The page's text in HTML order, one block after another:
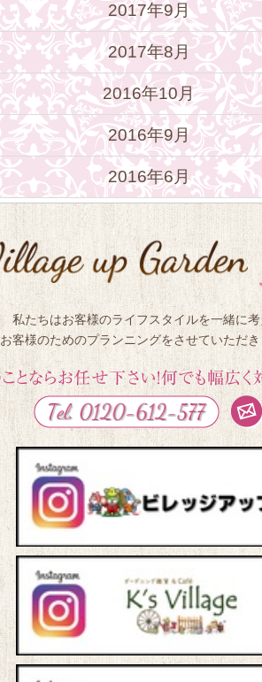
2017年9月
2017年8月
2016年10月
2016年9月
2016年6月
私たちはお客様のライフスタイルを一緒に
お客様のためのプランニングをさせていただ